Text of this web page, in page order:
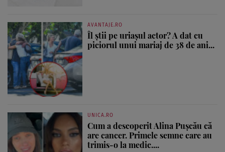
AVANTAJE.RO
Îl știi pe uriașul actor? A dat cu
piciorul unui mariaj de 38 de ani...
UNICA.RO
Cum a descoperit Alina Pușcău că
are cancer. Primele semne care au
trimis-o la medic....